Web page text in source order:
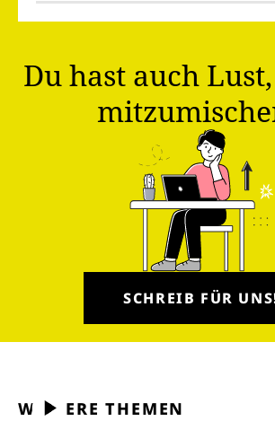
Du hast auch
SCHREIB FÜR
WEITERE THEMEN